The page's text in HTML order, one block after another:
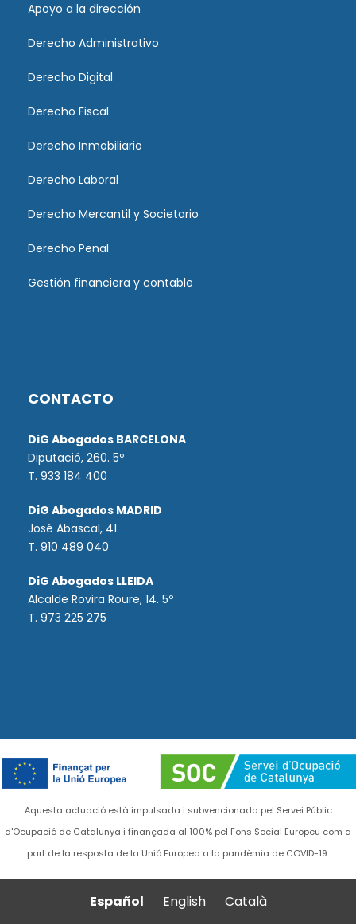
Apoyo a la dirección
Derecho Administrativo
Derecho Digital
Derecho Fiscal
Derecho Inmobiliario
Derecho Laboral
Derecho Mercantil y Societario
Derecho Penal
Gestión financiera y contable
CONTACTO
DiG Abogados BARCELONA
Diputació, 260. 5º
T. 933 184 400
DiG Abogados MADRID
José Abascal, 41.
T. 910 489 040
DiG Abogados LLEIDA
Alcalde Rovira Roure, 14. 5º
T. 973 225 275
Aquesta actuació està impulsada i subvencionada pel Servei Públic
d'Ocupació de Catalunya i finançada al 100% pel Fons Social Europeu com a
part de la resposta de la Unió Europea a la pandèmia de COVID-19.
Español English Català